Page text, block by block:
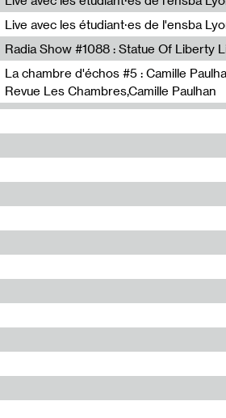
Live avec les étudiant·es de l'ensba
Resonance
La chambre d'échos #5 : Camille
Revue Les Chambres,Camille Paulhan